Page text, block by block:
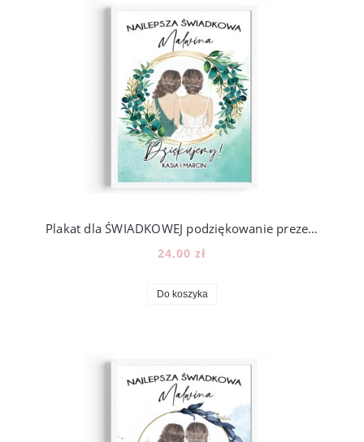
Plakat dla ŚWIADKOWEJ podziękowanie prezent - wzór PS2
24,00 zł
Do koszyka